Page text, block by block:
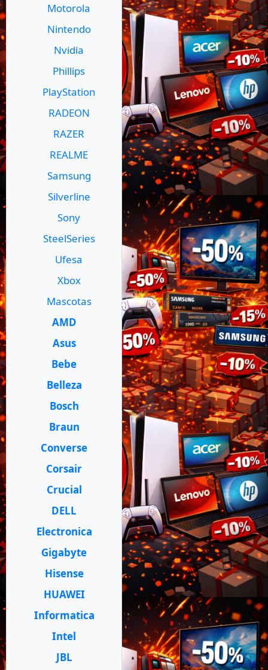
Motorola
Nintendo
Nvidia
Phillips
PlayStation
RADEON
RAZER
REALME
Samsung
Silverline
Sony
SteelSeries
Ufesa
Xbox
Mascotas
AMD
Asus
Bebe
Belleza
Bosch
Braun
Converse
Corsair
Crucial
DELL
Electronica
Gigabyte
Hisense
HUAWEI
Informatica
Intel
JBL